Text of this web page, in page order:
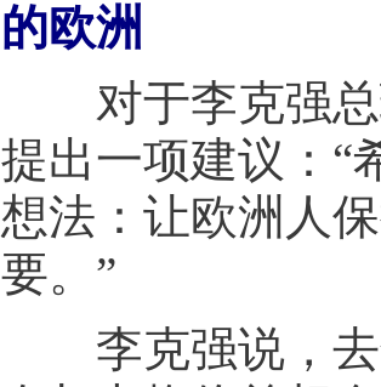
的欧洲
对于李克强总
提出一项建议：“
想法：让欧洲人
要。”
李克强说，去